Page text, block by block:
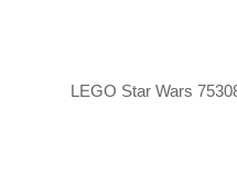
LEGO Star Wars